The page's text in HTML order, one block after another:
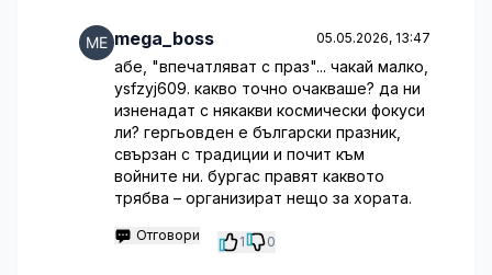
mega_boss 05.05.2026, 13:47
абе, "впечатляват с праз"... чакай малко,
ysfzyj609. какво точно очакваше? да ни
изненадат с някакви космически фокуси
ли? гергьовден е български празник,
свързан с традиции и почит към
войните ни. бургас правят каквото
трябва – организират нещо за хората.
Отговори 1 0